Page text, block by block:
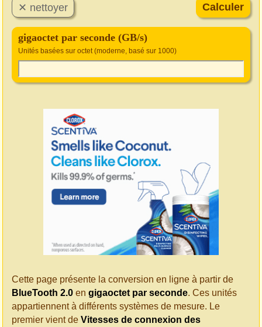
gigaoctet par seconde (GB/s)
Unités basées sur octet (moderne, basé sur 1000)
Cette page présente la conversion en ligne à partir de
BlueTooth 2.0 en gigaoctet par seconde. Ces unités
appartiennent à différents systèmes de mesure. Le
premier vient de Vitesses de connexion des